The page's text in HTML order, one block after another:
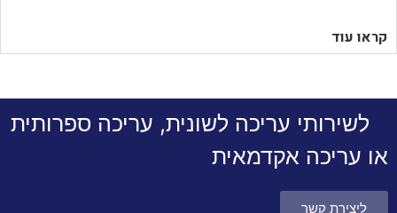
קראו עוד
לשירותי עריכה לשונית, עריכה ספרותית
או עריכה אקדמאית
ליצירת קשר